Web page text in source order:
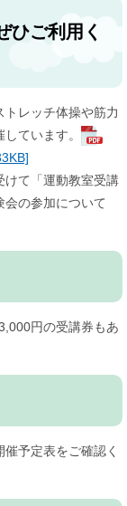
ひご利用く
レッチ体操や筋力
ています。
て「運動教室受講
の参加について
円の受講券もあ
予定表をご確認く